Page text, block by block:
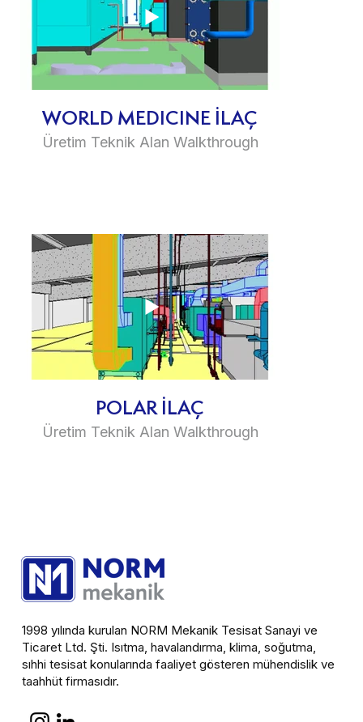
1998 yılında kurulan NORM Mekanik Tesisat Sanayi ve
Ticaret Ltd. Şti. Isıtma, havalandırma, klima, soğutma,
sıhhi tesisat konularında faaliyet gösteren mühendislik ve
taahhüt firmasıdır.
WORLD MEDICINE İLAÇ
Üretim Teknik Alan Walkthrough
POLAR İLAÇ
Üretim Teknik Alan Walkthrough